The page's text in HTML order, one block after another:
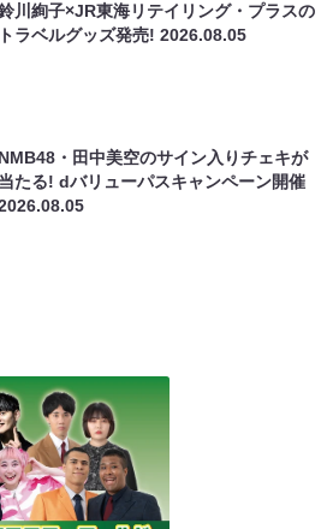
川絢子×JR東海リテイリング・プラスの
トラベルグッズ発売!2026.08.05
NMB48・田中美空のサイン入りチェキが
当たる! dバリューパスキャンペーン開催